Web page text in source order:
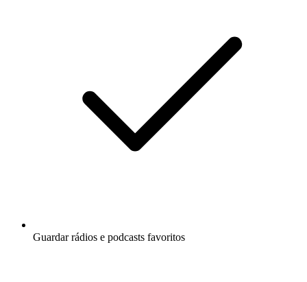
Guardar rádios e podcasts favoritos